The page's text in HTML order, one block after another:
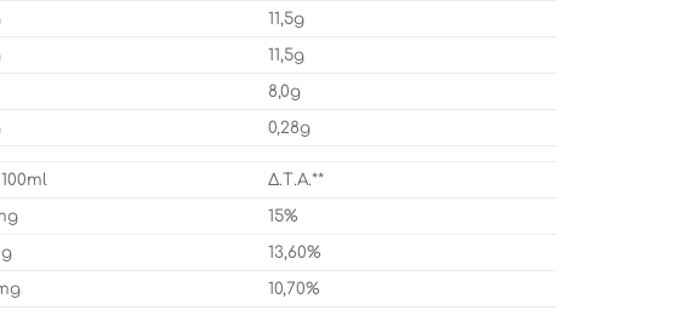
11,5g
11,5g
8,0g
0,28g
Δ.Τ.Α.**
15%
13,60%
10,70%